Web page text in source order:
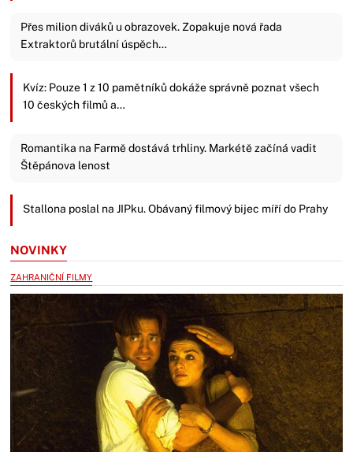
Přes milion diváků u obrazovek. Zopakuje nová řada
Extraktorů brutální úspěch…
Kvíz: Pouze 1 z 10 pamětníků dokáže správně poznat všech
10 českých filmů a…
Romantika na Farmě dostává trhliny. Markétě začíná vadit
Štěpánova lenost
Stallona poslal na JIPku. Obávaný filmový bijec míří do Prahy
NOVINKY
ZAHRANIČNÍ FILMY